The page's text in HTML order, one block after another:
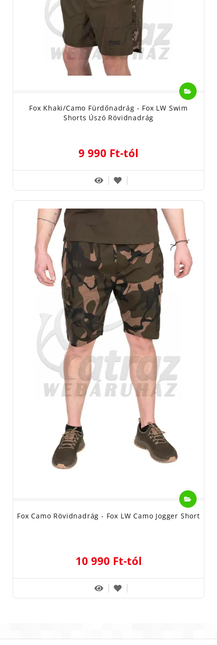
Fox Khaki/Camo Fürdőnadrág - Fox LW Swim
Shorts Úszó Rövidnadrág
9 990 Ft-tól
Fox Camo Rövidnadrág - Fox LW Camo Jogger Short
10 990 Ft-tól